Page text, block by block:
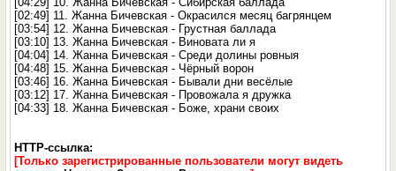
[02:49] 11. Жанна Бичевская - Окрасился месяц багрянцем
[03:54] 12. Жанна Бичевская - Грустная баллада
[03:10] 13. Жанна Бичевская - Виновата ли я
[04:04] 14. Жанна Бичевская - Среди долины ровныя
[04:48] 15. Жанна Бичевская - Чёрный ворон
[03:46] 16. Жанна Бичевская - Бывали дни весёлые
[03:12] 17. Жанна Бичевская - Провожала я дружка
[04:33] 18. Жанна Бичевская - Боже, храни своих
HTTP-ссылка:
[Только зарегистрированные пользователи могут видеть